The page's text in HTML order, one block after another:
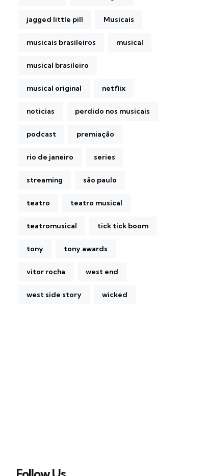
jagged little pill Musicais
musicais brasileiros musical
musical brasileiro
musical original netflix
noticias perdido nos musicais
podcast premiação
rio de janeiro series
streaming são paulo
teatro teatro musical
teatromusical tick tick boom
tony tony awards
vitor rocha west end
west side story wicked